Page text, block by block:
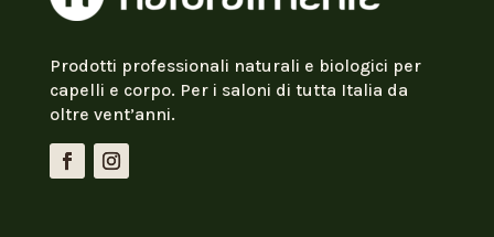
Prodotti professionali naturali e biologici per
capelli e corpo. Per i saloni di tutta Italia da
oltre vent’anni.